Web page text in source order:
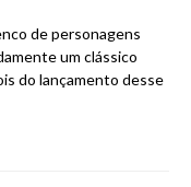
de personagens
um clássico
do lançamento desse